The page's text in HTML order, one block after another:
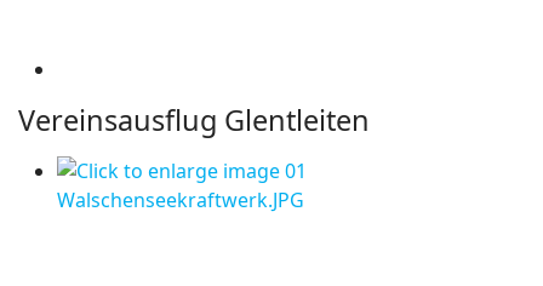
Vereinsausflug Glentleiten